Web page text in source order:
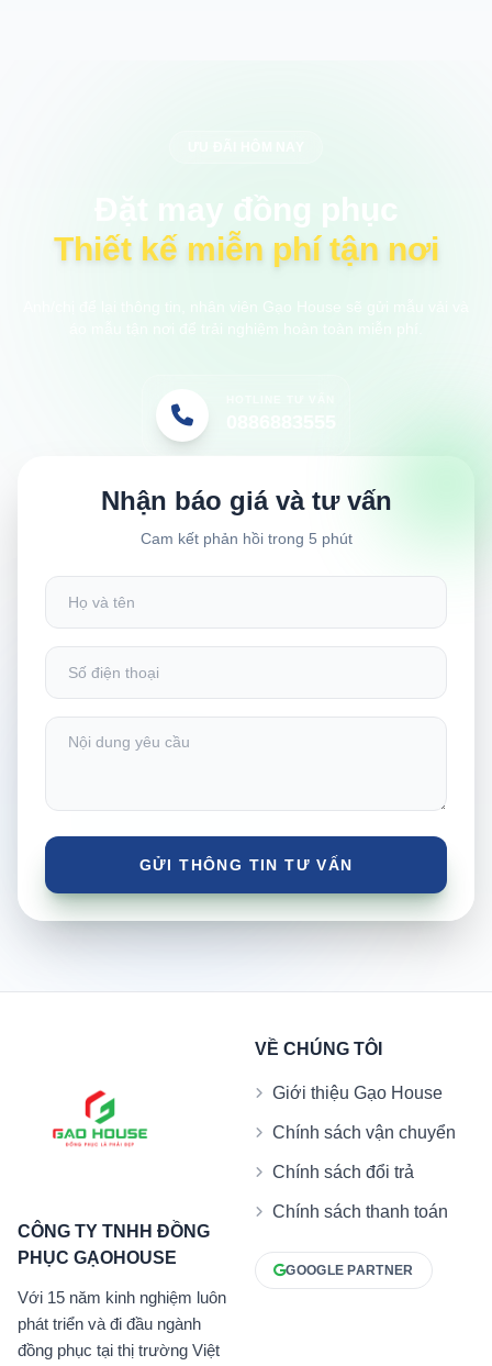
Đặt may đồng phục
Thiết kế miễn phí tận nơi
Nhận báo giá và tư vấn
Cam kết phản hồi trong 5 phút
CÔNG TY TNHH ĐỒNG
PHỤC GẠOHOUSE
Với 15 năm kinh nghiệm luôn
phát triển và đi đầu ngành
đồng phục tại thị trường Việt
VỀ CHÚNG TÔI
Giới thiệu Gạo House
Chính sách vận chuyển
Chính sách đổi trả
Chính sách thanh toán
GOOGLE PARTNER